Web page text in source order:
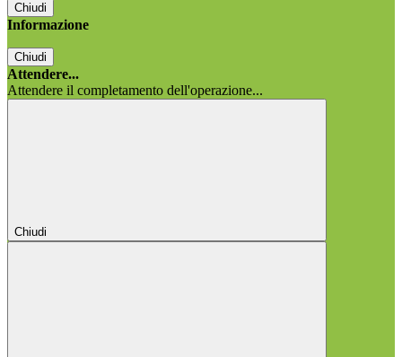
Chiudi
Informazione
Chiudi
Attendere...
Attendere il completamento dell'operazione...
Chiudi